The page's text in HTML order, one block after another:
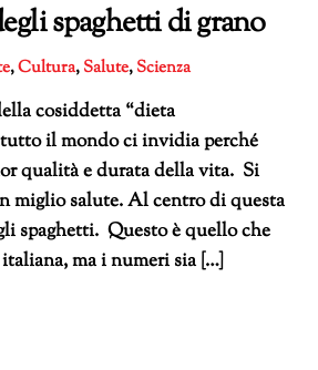
spaghetti di grano
,Cultura,Salute,Scienza
cosiddetta “dieta
il mondo ci invidia perché
qualità e durata della vita. Si
miglio salute. Al centro di questa
spaghetti. Questo è quello che
ma i numeri sia […]